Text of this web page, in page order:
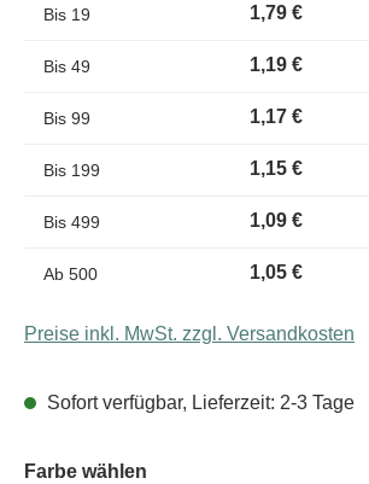
Bis 19 1,79 €
Bis 49 1,19 €
Bis 99 1,17 €
Bis 199 1,15 €
Bis 499 1,09 €
Ab 500 1,05 €
Preise inkl. MwSt. zzgl. Versandkosten
Sofort verfügbar, Lieferzeit: 2-3 Tage
Farbe wählen